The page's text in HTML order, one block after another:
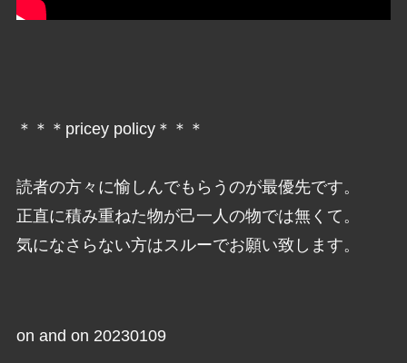
＊＊＊pricey policy＊＊＊
読者の方々に愉しんでもらうのが最優先です。
正直に積み重ねた物が己一人の物では無くて。
気になさらない方はスルーでお願い致します。
on and on 20230109